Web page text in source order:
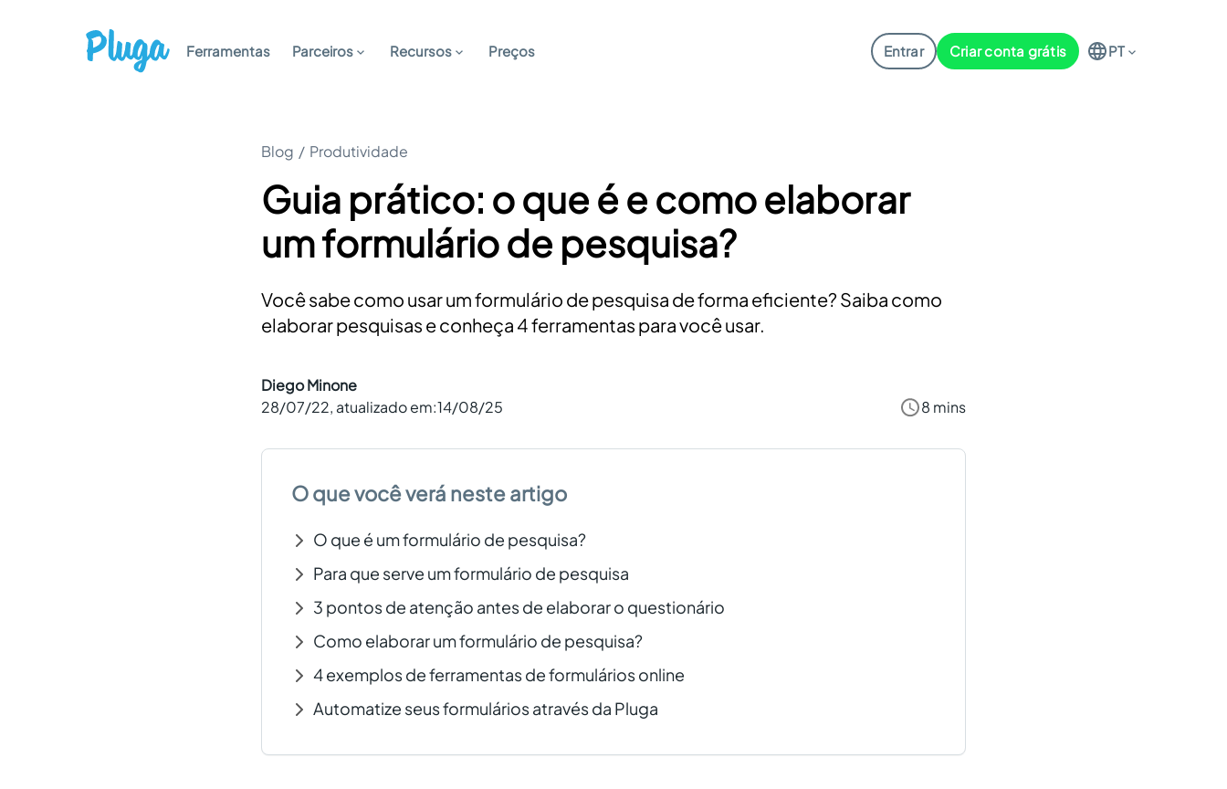
Ferramentas Parceiros Recursos Preços Entrar Criar conta grátis PT
Blog / Produtividade
Guia prático: o que é e como elaborar
um formulário de pesquisa?
Você sabe como usar um formulário de pesquisa de forma eficiente? Saiba como
elaborar pesquisas e conheça 4 ferramentas para você usar.
Diego Minone
28/07/22, atualizado em:14/08/25 8 mins
O que você verá neste artigo
O que é um formulário de pesquisa?
Para que serve um formulário de pesquisa
3 pontos de atenção antes de elaborar o questionário
Como elaborar um formulário de pesquisa?
4 exemplos de ferramentas de formulários online
Automatize seus formulários através da Pluga